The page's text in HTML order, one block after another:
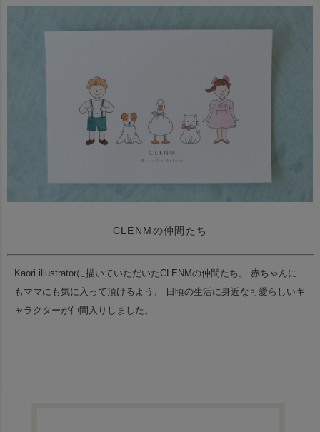
CLENMの仲間たち
Kaori illustratorに描いていただいたCLENMの仲間たち。
赤ちゃんに
もママにも気に入って頂けるよう、
日頃の生活に身近な可愛らしいキ
ャラクターが仲間入りしました。